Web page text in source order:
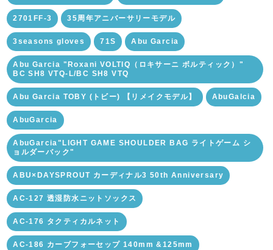
2701FF-3 35周年アニバーサリーモデル
3seasons gloves 71S Abu Garcia
Abu Garcia "Roxani VOLTIQ（ロキサーニ ボルティック）"
BC SH8 VTQ-L/BC SH8 VTQ
Abu Garcia TOBY (トビー) 【リメイクモデル】 AbuGalcia
AbuGarcia
AbuGarcia"LIGHT GAME SHOULDER BAG ライトゲーム シ
ョルダーバック"
ABU×DAYSPROUT カーディナル3 50th Anniversary
AC-127 透湿防水ニットソックス
AC-176 タクティカルネット
AC-186 カーブフォーセップ 140mm &125mm